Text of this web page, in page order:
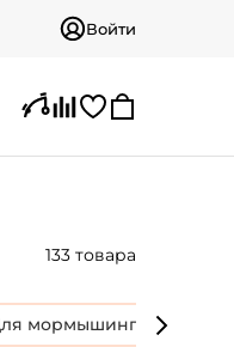
Войти
133 товара
Для мормышинга